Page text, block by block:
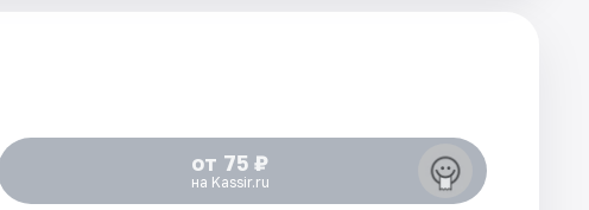
от 75 ₽
на Kassir.ru